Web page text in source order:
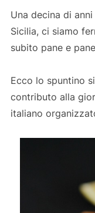
Una decina di
Sicilia, ci siamo
subito pane e
Ecco lo spuntino
contributo alla
italiano